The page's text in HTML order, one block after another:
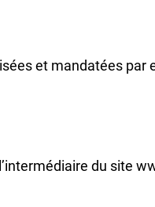
et mandatées par
du site